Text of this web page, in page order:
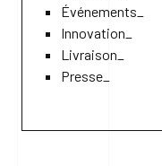
Événements_
Innovation_
Livraison_
Presse_